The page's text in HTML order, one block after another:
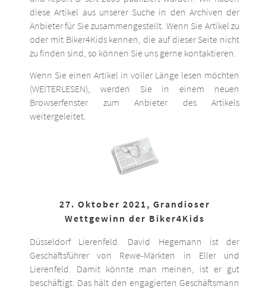
diese Artikel aus unserer Suche in den Archiven der
Anbieter für Sie zusammengestellt. Wenn Sie Artikel zu
oder mit Biker4Kids kennen, die auf dieser Seite nicht
zu finden sind, so können Sie uns gerne kontaktieren.
Wenn Sie einen Artikel in voller Länge lesen möchten
(WEITERLESEN), werden Sie in einem neuen
Browserfenster zum Anbieter des Artikels
weitergeleitet.
27. Oktober 2021, Grandioser
Wettgewinn der Biker4Kids
Düsseldorf Lierenfeld. David Hegemann ist der
Geschäftsführer von Rewe-Märkten in Eller und
Lierenfeld. Damit könnte man meinen, ist er gut
beschäftigt. Das hält den engagierten Geschäftsmann